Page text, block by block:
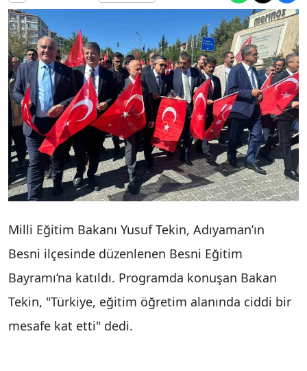
Milli Eğitim Bakanı Yusuf Tekin, Adıyaman’ın
Besni ilçesinde düzenlenen Besni Eğitim
Bayramı’na katıldı. Programda konuşan Bakan
Tekin, "Türkiye, eğitim öğretim alanında ciddi bir
mesafe kat etti" dedi.